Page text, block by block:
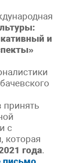
и
принять
с
которая
года.